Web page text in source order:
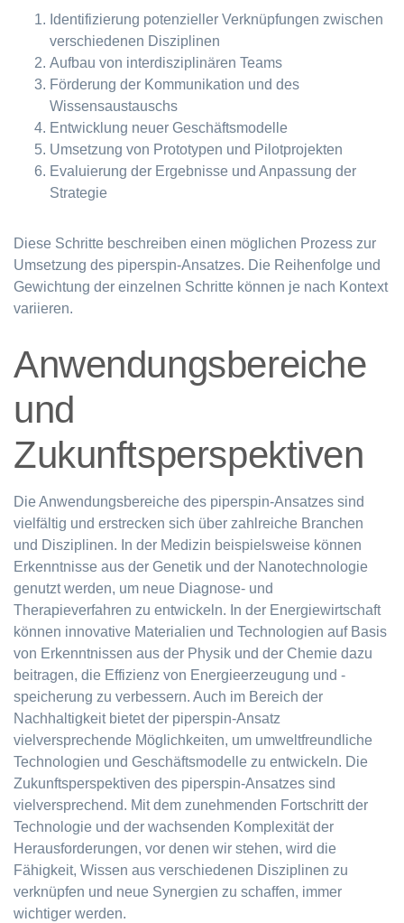
Identifizierung potenzieller Verknüpfungen zwischen
verschiedenen Disziplinen
Aufbau von interdisziplinären Teams
Förderung der Kommunikation und des
Wissensaustauschs
Entwicklung neuer Geschäftsmodelle
Umsetzung von Prototypen und Pilotprojekten
Evaluierung der Ergebnisse und Anpassung der
Strategie
Diese Schritte beschreiben einen möglichen Prozess zur
Umsetzung des piperspin-Ansatzes. Die Reihenfolge und
Gewichtung der einzelnen Schritte können je nach Kontext
variieren.
Anwendungsbereiche
und
Zukunftsperspektiven
Die Anwendungsbereiche des piperspin-Ansatzes sind
vielfältig und erstrecken sich über zahlreiche Branchen
und Disziplinen. In der Medizin beispielsweise können
Erkenntnisse aus der Genetik und der Nanotechnologie
genutzt werden, um neue Diagnose- und
Therapieverfahren zu entwickeln. In der Energiewirtschaft
können innovative Materialien und Technologien auf Basis
von Erkenntnissen aus der Physik und der Chemie dazu
beitragen, die Effizienz von Energieerzeugung und -
speicherung zu verbessern. Auch im Bereich der
Nachhaltigkeit bietet der piperspin-Ansatz
vielversprechende Möglichkeiten, um umweltfreundliche
Technologien und Geschäftsmodelle zu entwickeln. Die
Zukunftsperspektiven des piperspin-Ansatzes sind
vielversprechend. Mit dem zunehmenden Fortschritt der
Technologie und der wachsenden Komplexität der
Herausforderungen, vor denen wir stehen, wird die
Fähigkeit, Wissen aus verschiedenen Disziplinen zu
verknüpfen und neue Synergien zu schaffen, immer
wichtiger werden.